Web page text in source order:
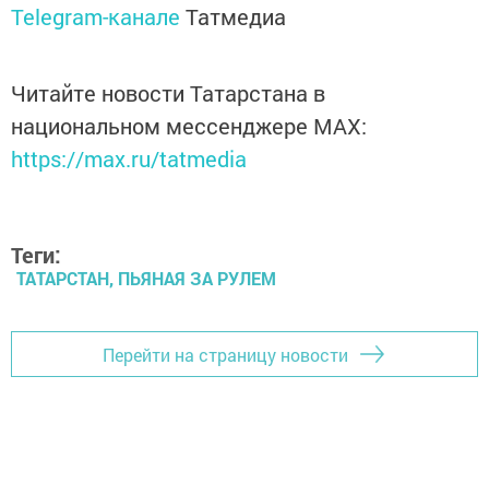
Telegram-канале Татмедиа
Читайте новости Татарстана в
национальном мессенджере MАХ:
https://max.ru/tatmedia
Теги:
ТАТАРСТАН, ПЬЯНАЯ ЗА РУЛЕМ
Перейти на страницу новости